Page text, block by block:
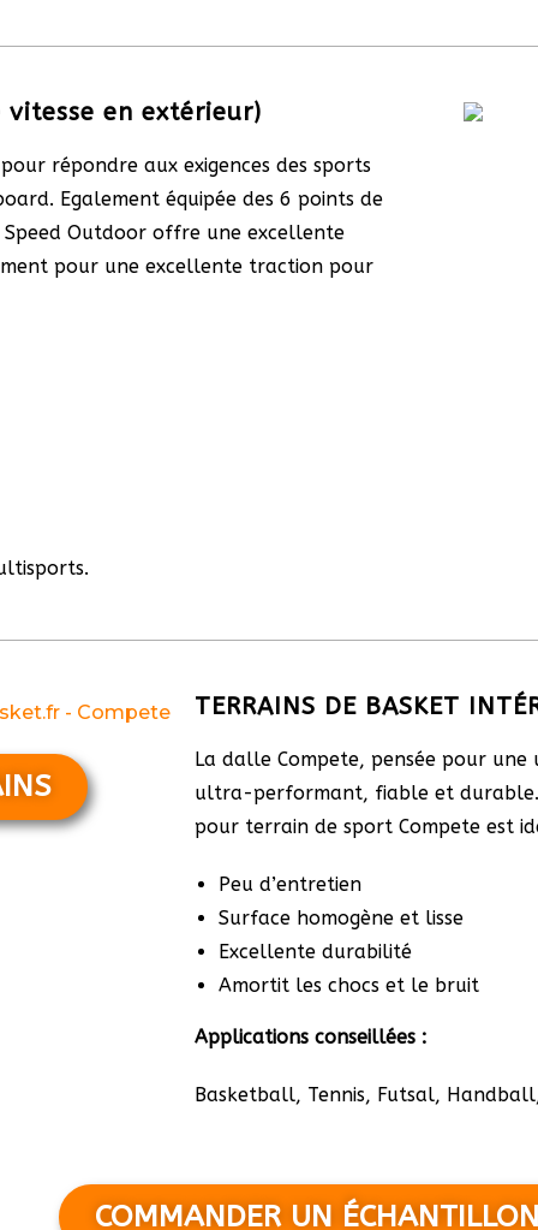
vitesse en extérieur)
répondre aux exigences des sports
Egalement équipée des 6 points de
Outdoor offre une excellente
pour une excellente traction pour
TERRAINS DE BASKET
La dalle Compete, pensée pour
ultra-performant, fiable et
pour terrain de sport Compete est
Peu d’entretien
Surface homogène et lisse
Excellente durabilité
Amortit les chocs et le bruit
Applications conseillées :
Basketball, Tennis, Futsal,
COMMANDER UN ÉCHANTILLON